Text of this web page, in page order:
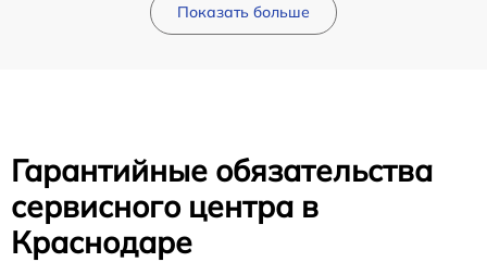
Показать больше
Гарантийные обязательства
сервисного центра в
Краснодаре